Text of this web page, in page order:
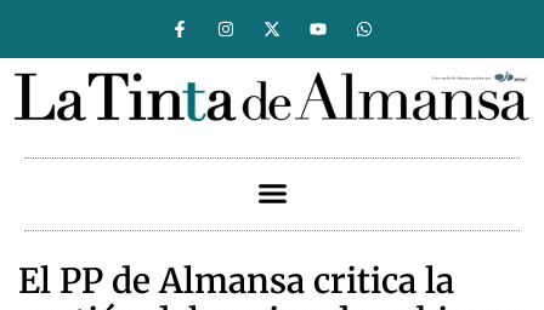
El PP de Almansa critica la